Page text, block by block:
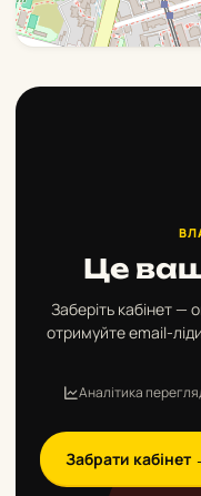
Це
Заберіть кабінет —
отримуйте email-
Аналітика
Забрати кабінет